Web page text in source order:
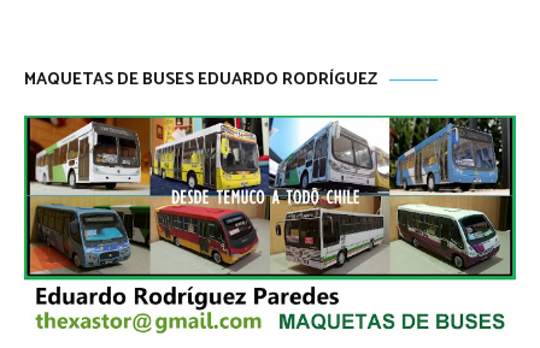
MAQUETAS DE BUSES EDUARDO RODRÍGUEZ